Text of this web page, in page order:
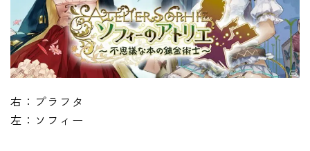
右：プラフタ
左：ソフィー